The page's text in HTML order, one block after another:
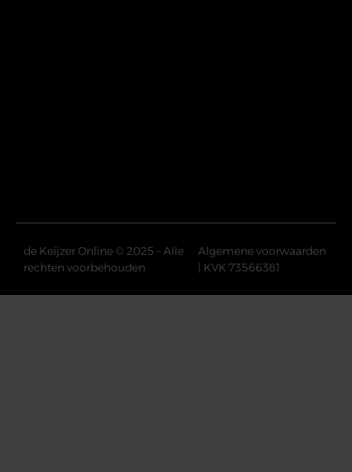
de Keijzer Online © 2025 – Alle
rechten voorbehouden
Algemene voorwaarden
| KVK 73566381